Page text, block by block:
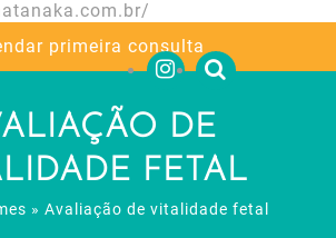
primeira consulta
DE
FETAL
» Avaliação de vitalidade fetal